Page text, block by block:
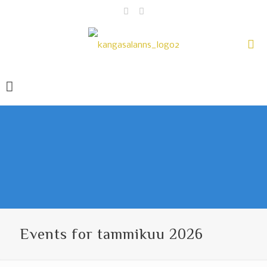
Events for tammikuu 2026